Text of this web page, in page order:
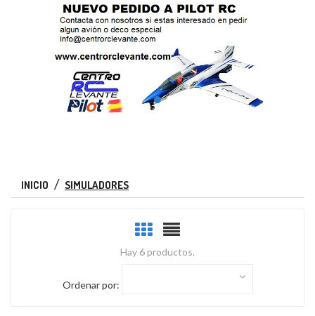
INICIO SIMULADORES
Hay 6 productos.
Ordenar por: